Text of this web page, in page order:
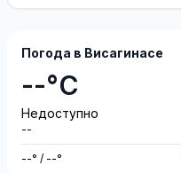
Погода в Висагинасе
--°C
Недоступно
--
--° / --°